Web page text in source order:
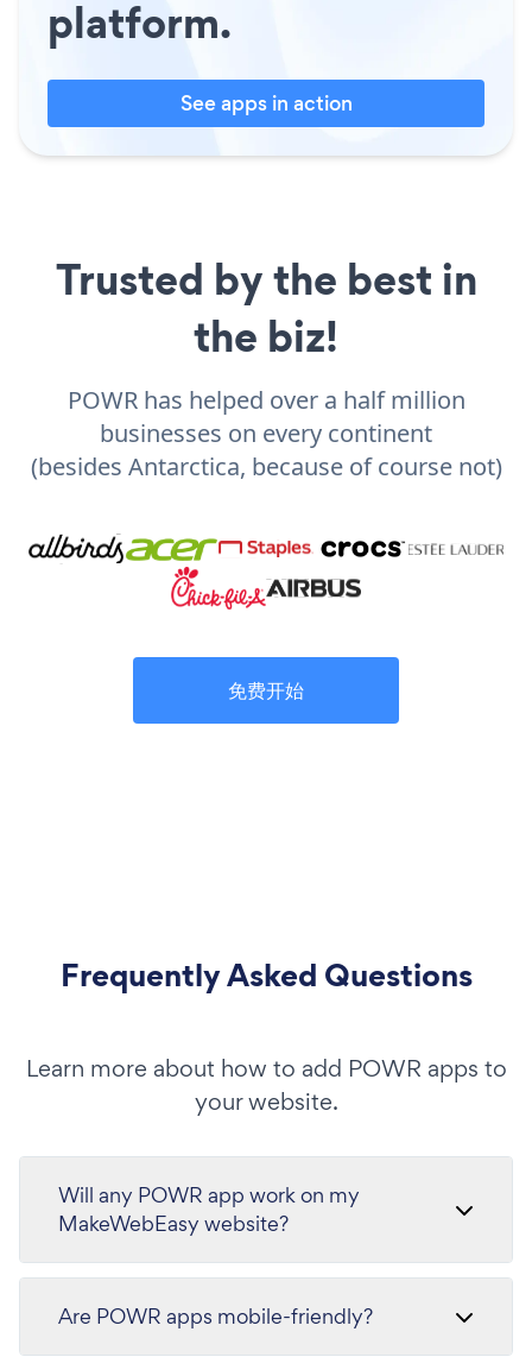
platform.
See apps in action
Trusted by the best in
the biz!
POWR has helped over a half million
businesses on every continent
(besides Antarctica, because of course not)
免费开始
Frequently Asked Questions
Learn more about how to add POWR apps to
your website.
Will any POWR app work on my
MakeWebEasy website?
Are POWR apps mobile-friendly?